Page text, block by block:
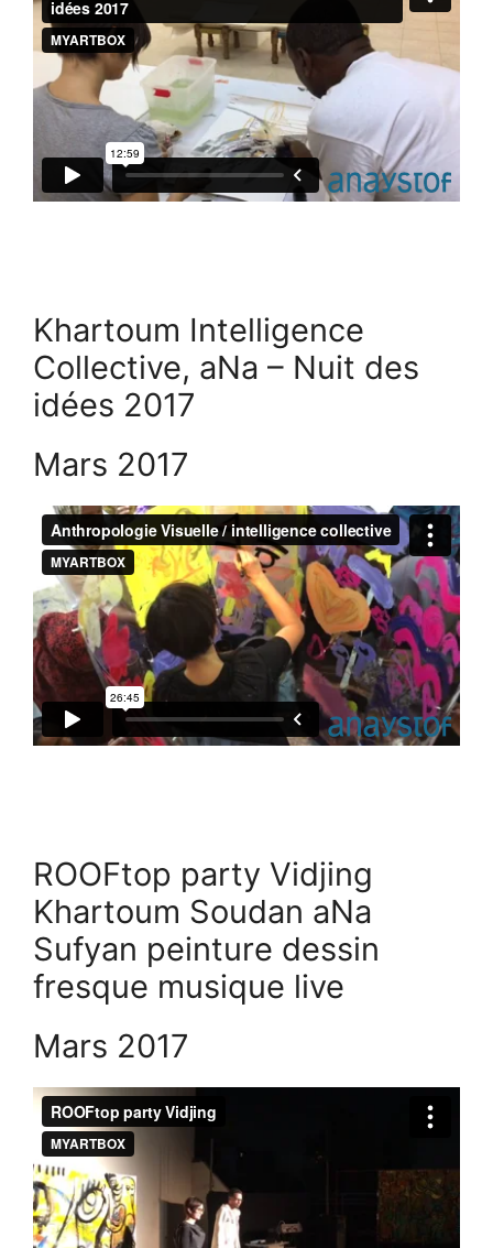
Khartoum Intelligence
Collective, aNa – Nuit des
idées 2017
Mars 2017
ROOFtop party Vidjing
Khartoum Soudan aNa
Sufyan peinture dessin
fresque musique live
Mars 2017